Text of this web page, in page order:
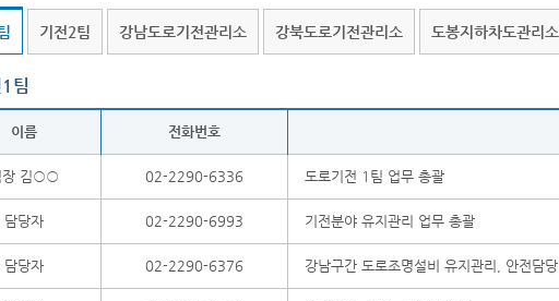
기전2팀 강남도로기전관리소 강북도로기전관리소 도봉지하차도관리소
팀
이름 전화번호
장 김○○ 02-2290-6336 도로기전 1팀 업무 총괄
담당자 02-2290-6993 기전분야 유지관리 업무 총괄
담당자 02-2290-6376 강남구간 도로조명설비 유지관리, 안전담당